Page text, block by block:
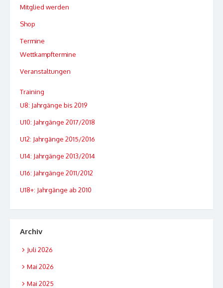
Mitglied werden
Shop
Termine
Wettkampftermine
Veranstaltungen
Training
U8: Jahrgänge bis 2019
U10: Jahrgänge 2017/2018
U12: Jahrgänge 2015/2016
U14: Jahrgänge 2013/2014
U16: Jahrgänge 2011/2012
U18+: Jahrgänge ab 2010
Archiv
Juli 2026
Mai 2026
Mai 2025